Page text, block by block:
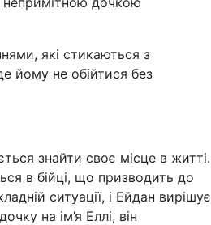
які стикаються з
йому не обійтися без
знайти своє місце в житті.
в бійці, що призводить до
ситуації, і Ейдан вирішує
на ім’я Еллі, він